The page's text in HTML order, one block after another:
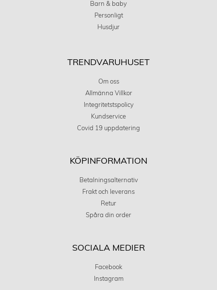
Barn & baby
Personligt
Husdjur
TRENDVARUHUSET
Om oss
Allmänna Villkor
Integritetstspolicy
Kundservice
Covid 19 uppdatering
KÖPINFORMATION
Betalningsalternativ
Frakt och leverans
Retur
Spåra din order
SOCIALA MEDIER
Facebook
Instagram